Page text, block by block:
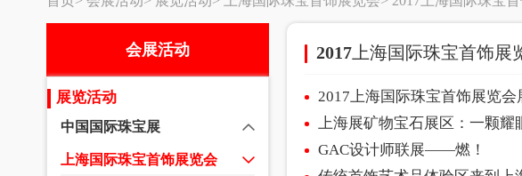
会展活动
展览活动
中国国际珠宝展
上海国际珠宝首饰展览会
2017上海国际珠宝首饰展
2017上海国际珠宝首饰展览会
上海展矿物宝石展区：一颗耀
GAC设计师联展——燃！